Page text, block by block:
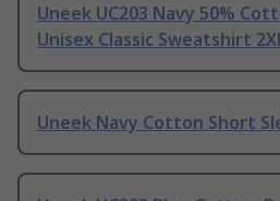
Uneek UC203 Navy 50%
Unisex Classic Sweatshirt
Uneek Navy Cotton Short